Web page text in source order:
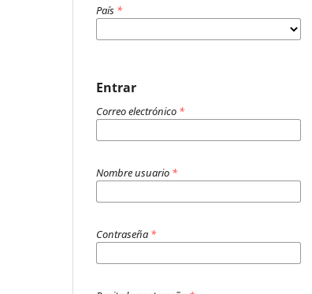
País *
Entrar
Correo electrónico *
Nombre usuario *
Contraseña *